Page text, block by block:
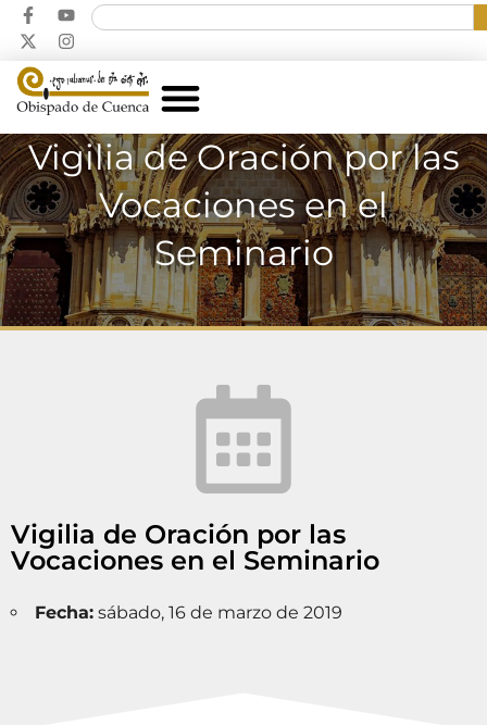
Vigilia de Oración por las
Vocaciones en el
Seminario
Vigilia de Oración por las
Vocaciones en el Seminario
Fecha: sábado, 16 de marzo de 2019